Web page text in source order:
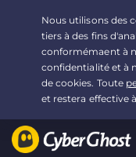
Vous avez opté